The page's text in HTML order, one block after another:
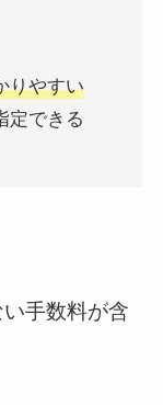
りやすい
定できる
手数料が含